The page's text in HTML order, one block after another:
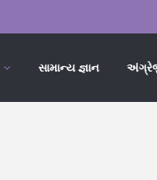
સામાન્ય જ્ઞાન